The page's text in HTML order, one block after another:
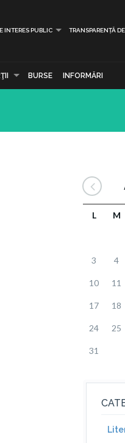
INTERES PUBLIC TRANSPARENȚĂ
BURSE INFORMĂRI
L M
3 4
10 11
17 18
24 25
31